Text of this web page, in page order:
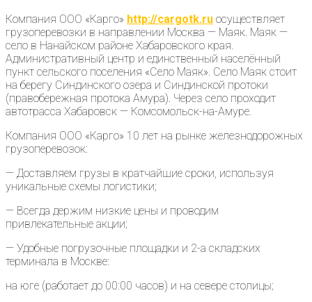
Компания ООО «Карго» http://cargotk.ru осуществляет
грузоперевозки в направлении Москва — Маяк. Маяк —
село в Нанайском районе Хабаровского края.
Административный центр и единственный населённый
пункт сельского поселения «Село Маяк». Село Маяк стоит
на берегу Синдинского озера и Синдинской протоки
(правобережная протока Амура). Через село проходит
автотрасса Хабаровск — Комсомольск-на-Амуре.
Компания ООО «Карго» 10 лет на рынке железнодорожных
грузоперевозок:
— Доставляем грузы в кратчайшие сроки, используя
уникальные схемы логистики;
— Всегда держим низкие цены и проводим
привлекательные акции;
— Удобные погрузочные площадки и 2-а складских
терминала в Москве:
на юге (работает до 00:00 часов) и на севере столицы;